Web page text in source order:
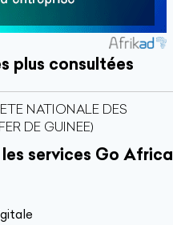
plus consultées
NATIONALE DES
DE GUINEE)
services Go Africa